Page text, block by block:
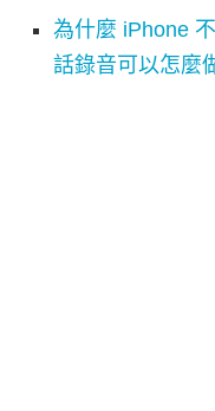
為什麼 iPhone
話錄音可以怎麼